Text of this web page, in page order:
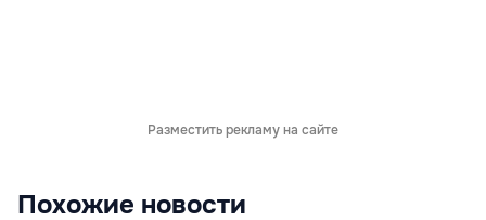
Разместить рекламу на сайте
Похожие новости